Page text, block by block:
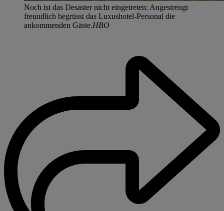
Noch ist das Desaster nicht eingetreten: Angestrengt
freundlich begrüsst das Luxushotel-Personal die
ankommenden Gäste.HBO